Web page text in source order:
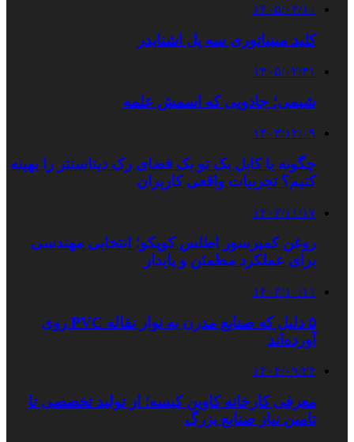
۱۴۰۵/۰۳/۱۰
کلید مینیاتوری سه پل اشنایدر
۱۴۰۵/۰۲/۳۱
شیمی؛ جادویی که اسمش علمه
۱۴۰۳/۱۲/۰۹
چگونه با کابل بک تو بک فضای رک دیتاسنتر را بهینه
کنیم؟ تجربیات واقعی کاربران
۱۴۰۳/۱۱/۱۷
روغن کمپرسور اطلس کوپکو؛ انتخابی مهندسی
برای عملکرد مطمئن و پایدار
۱۴۰۳/۱۰/۱۱
۵ دلیل که صنایع مدرن به نوار نقاله PVC روی
آورده‌اند
۱۴۰۴/۰۹/۲۴
معرفی کارخانه کاوین کیسه؛ از تولید تخصصی تا
تامین نیاز صنایع بزرگ